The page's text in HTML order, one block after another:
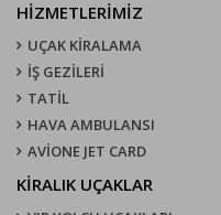
HİZMETLERİMİZ
UÇAK KIRALAMA
İŞ GEZİLERİ
TATİL
HAVA AMBULANSI
AVİONE JET CARD
KIRALIK UÇAKLAR